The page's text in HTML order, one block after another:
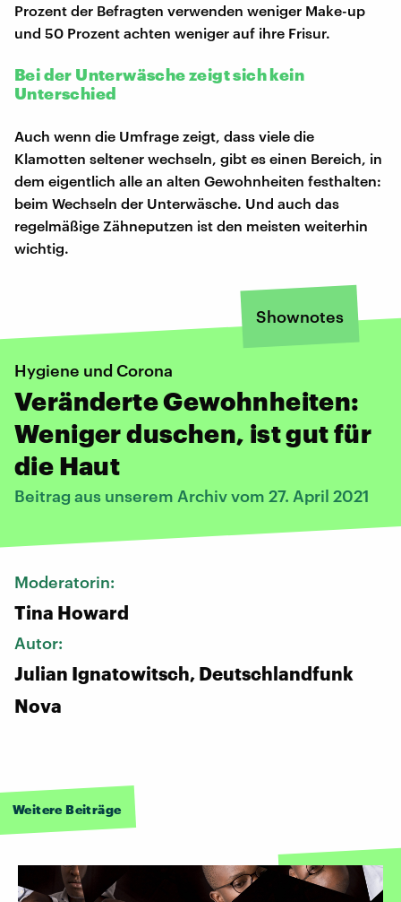
Prozent der Befragten verwenden weniger Make-up
und 50 Prozent achten weniger auf ihre Frisur.
Bei der Unterwäsche zeigt sich kein
Unterschied
Auch wenn die Umfrage zeigt, dass viele die
Klamotten seltener wechseln, gibt es einen Bereich, in
dem eigentlich alle an alten Gewohnheiten festhalten:
beim Wechseln der Unterwäsche. Und auch das
regelmäßige Zähneputzen ist den meisten weiterhin
wichtig.
Shownotes
Hygiene und Corona
Veränderte Gewohnheiten:
Weniger duschen, ist gut für
die Haut
Beitrag aus unserem Archiv vom 27. April 2021
Moderatorin:
Tina Howard
Autor:
Julian Ignatowitsch, Deutschlandfunk
Nova
Weitere Beiträge